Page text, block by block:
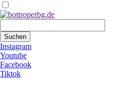
Suchen
Instagram
Youtube
Facebook
Tiktok